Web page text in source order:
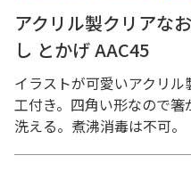
アクリル製クリアな
し とかげ AAC45
イラストが可愛いアクリ
工付き。四角い形なので
洗える。煮沸消毒は不可。